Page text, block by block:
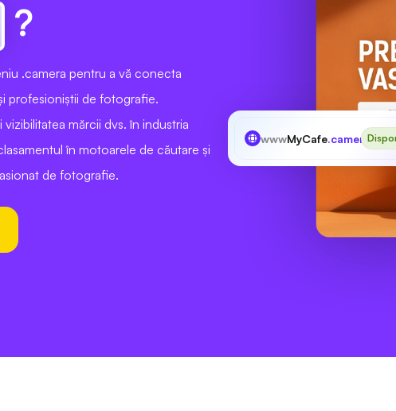
?
.camera pentru a vă conecta
profesioniștii de fotografie.
mărcii dvs. în industria
în motoarele de căutare și
de fotografie.
wwwMyCafe.camera